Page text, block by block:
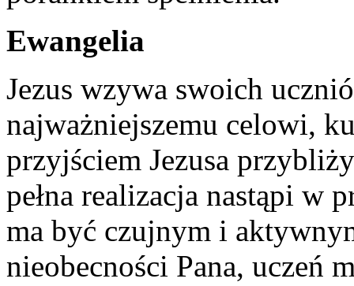
Ewangelia
Jezus wzywa swoich
najważniejszemu celowi,
przyjściem Jezusa
pełna realizacja nastąpi w
ma być czujnym i
nieobecności Pana, uczeń